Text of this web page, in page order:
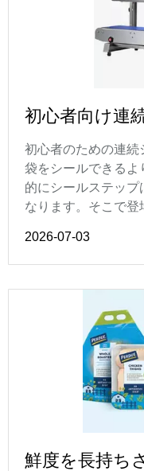
初心者向け連
初心者のための連続
袋をシールできるよ
的にシールステップ
なります。そこで登
2026-07-03
鮮度を長持ち